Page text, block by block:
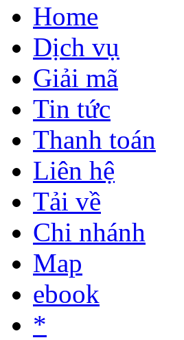
Home
Dịch vụ
Giải mã
Tin tức
Thanh toán
Liên hệ
Tải về
Chi nhánh
Map
ebook
*